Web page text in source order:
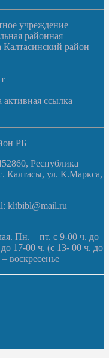
учреждение
районная
район
ссылка
РБ
Республика
Калтасы, ул. К.Маркса,
kltbibl@mail.ru
Пн. – пт. с 9-00 ч. до
17-00 ч. (с 13- 00 ч. до
воскресенье